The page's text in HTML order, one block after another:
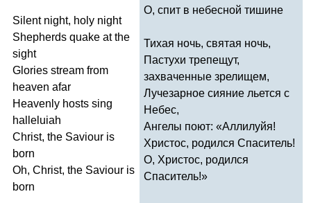
Silent night, holy night
Shepherds quake at the
sight
Glories stream from
heaven afar
Heavenly hosts sing
halleluiah
Christ, the Saviour is
born
Oh, Christ, the Saviour is
born
О, спит в небесной тишине
Тихая ночь, святая ночь,
Пастухи трепещут,
захваченные зрелищем,
Лучезарное сияние льется с
Небес,
Ангелы поют: «Аллилуйя!
Христос, родился Спаситель!
О, Христос, родился
Спаситель!»